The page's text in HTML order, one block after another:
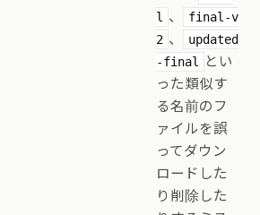
l
、
final-v
2 、
updated
-final
とい
った類似す
る名前のフ
ァイルを誤
ってダウン
ロードした
り削除した